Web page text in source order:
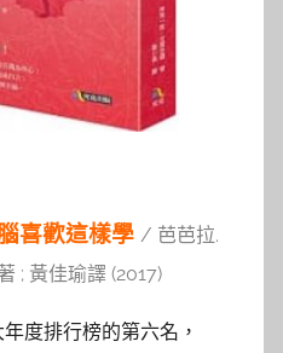
喜歡這樣學 / 芭芭拉.
; 黃佳瑜譯 (2017)
度排行榜的第六名，